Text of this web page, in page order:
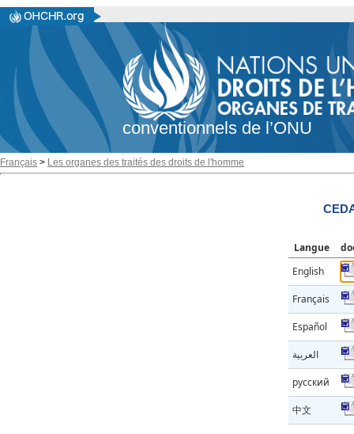
conventionnels de l’ONU
Français > Les organes des traités des droits de l'homme
Langue
English
Français
Español
العربية
русский
中文